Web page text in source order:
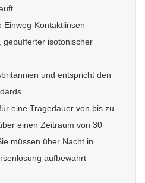
Einweg-Kontaktlinsen
gepufferter isotonischer
und entspricht den
eine Tragedauer von bis zu
einen Zeitraum von 30
müssen über Nacht in
aufbewahrt